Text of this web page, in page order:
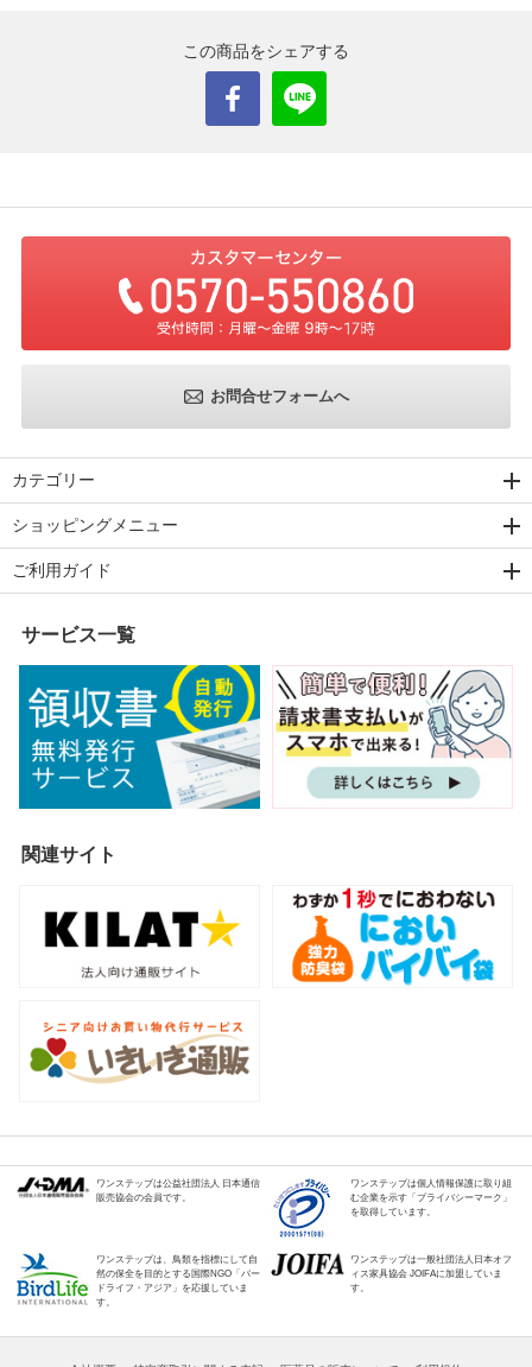
この商品をシェアする
お問合せフォームへ
カテゴリー
ショッピングメニュー
ご利用ガイド
サービス一覧
関連サイト
ワンステップは公益社団法人 日本通信
販売協会の会員です。
ワンステップは個人情報保護に取り組
む企業を示す「プライバシーマーク」
を取得しています。
ワンステップは、鳥類を指標にして自
然の保全を目的とする国際NGO「バー
ドライフ・アジア」を応援していま
す。
ワンステップは一般社団法人日本オフ
ィス家具協会 JOIFAに加盟していま
す。